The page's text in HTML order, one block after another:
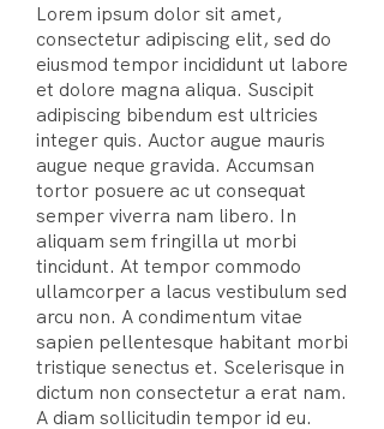
Lorem ipsum dolor sit amet,
consectetur adipiscing elit, sed do
eiusmod tempor incididunt ut labore
et dolore magna aliqua. Suscipit
adipiscing bibendum est ultricies
integer quis. Auctor augue mauris
augue neque gravida. Accumsan
tortor posuere ac ut consequat
semper viverra nam libero. In
aliquam sem fringilla ut morbi
tincidunt. At tempor commodo
ullamcorper a lacus vestibulum sed
arcu non. A condimentum vitae
sapien pellentesque habitant morbi
tristique senectus et. Scelerisque in
dictum non consectetur a erat nam.
A diam sollicitudin tempor id eu.